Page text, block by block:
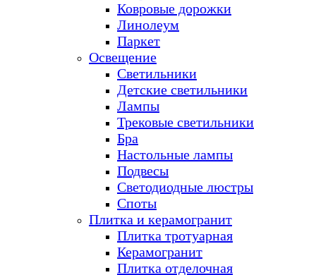
Ковровые дорожки
Линолеум
Паркет
Освещение
Светильники
Детские светильники
Лампы
Трековые светильники
Бра
Настольные лампы
Подвесы
Светодиодные люстры
Споты
Плитка и керамогранит
Плитка тротуарная
Керамогранит
Плитка отделочная